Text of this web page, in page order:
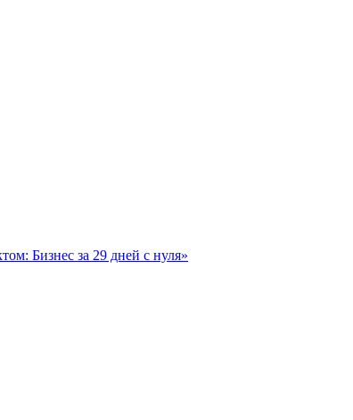
Бизнес за 29 дней с нуля»